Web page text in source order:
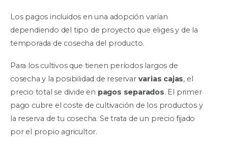
Los pagos incluidos en una adopción varían
dependiendo del tipo de proyecto que eliges y de la
temporada de cosecha del producto.
Para los cultivos que tienen períodos largos de
cosecha y la posibilidad de reservar varias cajas, el
precio total se divide en pagos separados. El primer
pago cubre el coste de cultivación de los productos y
la reserva de tu cosecha. Se trata de un precio fijado
por el propio agricultor.